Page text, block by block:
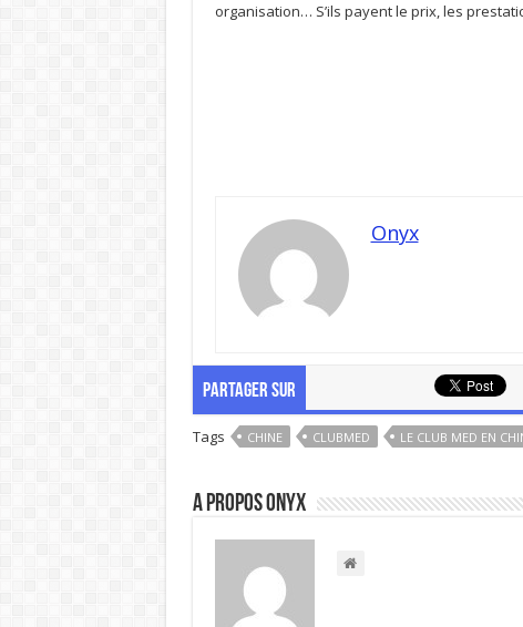
organisation… S’ils payent le prix, les
Onyx
PARTAGER SUR
Tags CHINE CLUBMED LE CLUB MED EN
A propos Onyx